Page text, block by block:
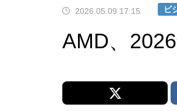
2026.05.09 17:15 ビ
AMD、